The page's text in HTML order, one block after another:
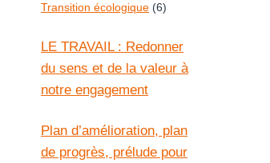
Transition écologique (6)
LE TRAVAIL : Redonner
du sens et de la valeur à
notre engagement
Plan d’amélioration, plan
de progrès, prélude pour